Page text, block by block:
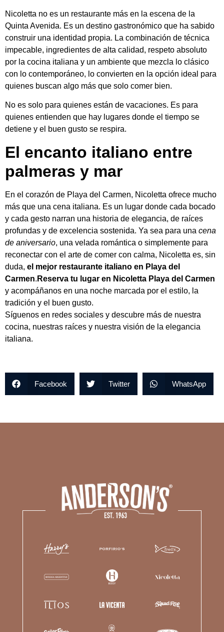
Nicoletta no es un restaurante más en la escena de la
Quinta Avenida. Es un destino gastronómico que ha sabido
construir una identidad propia. La combinación de técnica
impecable, ingredientes de alta calidad, respeto absoluto
por la cocina italiana y un ambiente que mezcla lo clásico
con lo contemporáneo, lo convierten en la opción ideal para
quienes buscan algo más que solo comer bien.
No es solo para quienes están de vacaciones. Es para
quienes entienden que hay lugares donde el tiempo se
detiene y el buen gusto se respira.
El encanto italiano entre
palmeras y mar
En el corazón de Playa del Carmen, Nicoletta ofrece mucho
más que una cena italiana. Es un lugar donde cada bocado
y cada gesto narran una historia de elegancia, de raíces
profundas y de excelencia sostenida. Ya sea para una cena
de aniversario, una velada romántica o simplemente para
reconectar con el arte de comer con calma, Nicoletta es, sin
duda, el mejor restaurante italiano en Playa del
Carmen. Reserva tu lugar en Nicoletta Playa del Carmen
y acompáñanos en una noche marcada por el estilo, la
tradición y el buen gusto.
Síguenos en redes sociales y descubre más de nuestra
cocina, nuestras raíces y nuestra visión de la elegancia
italiana.
Facebook Twitter WhatsApp